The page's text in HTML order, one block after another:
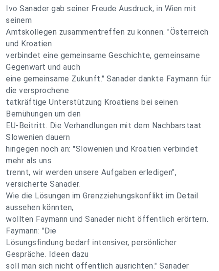
Ivo Sanader gab seiner Freude Ausdruck, in Wien mit
seinem
Amtskollegen zusammentreffen zu können. "Österreich
und Kroatien
verbindet eine gemeinsame Geschichte, gemeinsame
Gegenwart und auch
eine gemeinsame Zukunft." Sanader dankte Faymann für
die versprochene
tatkräftige Unterstützung Kroatiens bei seinen
Bemühungen um den
EU-Beitritt. Die Verhandlungen mit dem Nachbarstaat
Slowenien dauern
hingegen noch an: "Slowenien und Kroatien verbindet
mehr als uns
trennt, wir werden unsere Aufgaben erledigen",
versicherte Sanader.
Wie die Lösungen im Grenzziehungskonflikt im Detail
aussehen könnten,
wollten Faymann und Sanader nicht öffentlich erörtern.
Faymann: "Die
Lösungsfindung bedarf intensiver, persönlicher
Gespräche. Ideen dazu
soll man sich nicht öffentlich ausrichten." Sanader